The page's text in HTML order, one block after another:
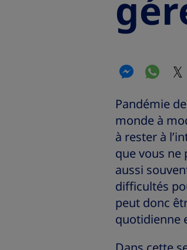
Pandémie
monde à
à rester à
que vous ne
aussi
difficultés
peut donc
quotidienne